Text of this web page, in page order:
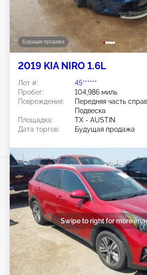
Будущая продажа
2019 KIA NIRO 1.6L
Лот #:
45******
Пробег:
104,986 миль
Повреждения:
Передняя часть
Подвеска
Площадка:
TX - AUSTIN
Дата торгов:
Будущая продажа
Swipe to right for more